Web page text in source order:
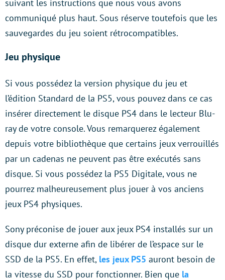
suivant les instructions que nous vous avons
communiqué plus haut. Sous réserve toutefois que les
sauvegardes du jeu soient rétrocompatibles.
Jeu physique
Si vous possédez la version physique du jeu et
l’édition Standard de la PS5, vous pouvez dans ce cas
insérer directement le disque PS4 dans le lecteur Blu-
ray de votre console. Vous remarquerez également
depuis votre bibliothèque que certains jeux verrouillés
par un cadenas ne peuvent pas être exécutés sans
disque. Si vous possédez la PS5 Digitale, vous ne
pourrez malheureusement plus jouer à vos anciens
jeux PS4 physiques.
Sony préconise de jouer aux jeux PS4 installés sur un
disque dur externe afin de libérer de l’espace sur le
SSD de la PS5. En effet, les jeux PS5 auront besoin de
la vitesse du SSD pour fonctionner. Bien que la